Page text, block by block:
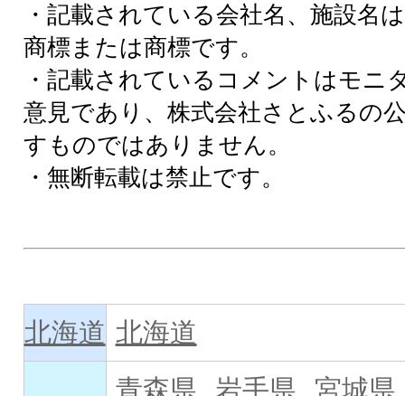
・記載されている会社名、施設名
商標または商標です。
・記載されているコメントはモニ
意見であり、株式会社さとふるの
すものではありません。
・無断転載は禁止です。
北海道 北海道
青森県
岩手県 宮城県